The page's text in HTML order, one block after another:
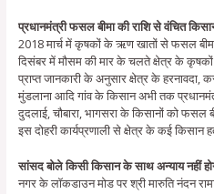
प्रधानमंत्री फसल बीमा की राशि से वंचित
2018 मार्च में कृषकों के ऋण खातों से फसल बीमा
दिसंबर में मौसम की मार के चलते क्षेत्र के
प्राप्त जानकारी के अनुसार क्षेत्र के हरनावदा,
मुंडलाना आदि गांव के किसान अभी तक
दुदलाई, चौबारा, भागसरा के किसानों को फसल
इस दोहरी कार्यप्रणाली से क्षेत्र के कई किसान
सांसद बोले किसी किसान के साथ अन्याय नहीं
नगर के लॉकडाउन मोड पर श्री मारुति नंदन